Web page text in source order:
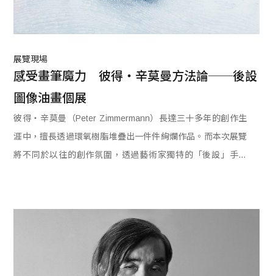
展覽現場
感受畫筆魔力　彼得・辛莫曼方法論──後設
圖像油畫個展
彼得‧辛莫曼（Peter Zimmermann）長達三十多年的創作生
涯中，擅長透過環氧樹脂堆疊出一件件絢爛作品。而本次展覽
將不同於以往的創作氛圍，透過藝術家獨特的「後設」手法
路由藝術舉辦個展。